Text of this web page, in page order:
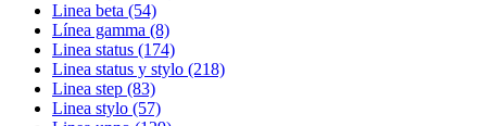
Linea beta (54)
Línea gamma (8)
Linea status (174)
Linea status y stylo (218)
Linea step (83)
Linea stylo (57)